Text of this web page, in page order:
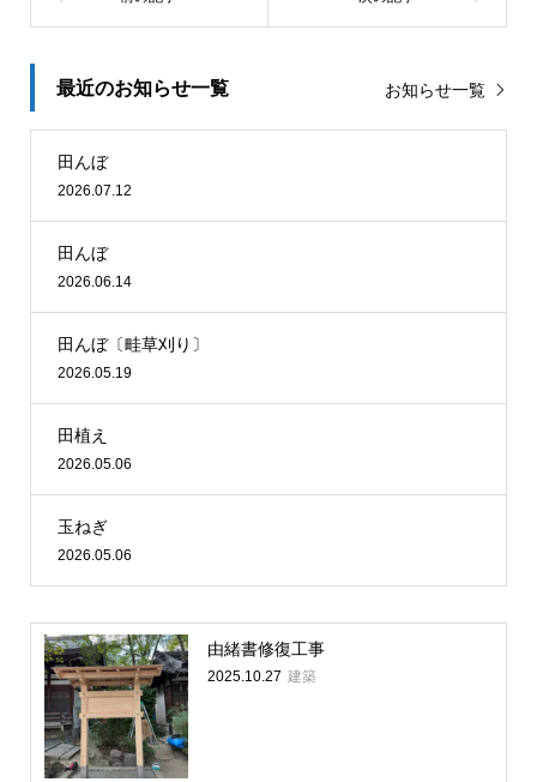
最近のお知らせ一覧 お知らせ一覧
田んぼ
2026.07.12
田んぼ
2026.06.14
田んぼ〔畦草刈り〕
2026.05.19
田植え
2026.05.06
玉ねぎ
2026.05.06
由緒書修復工事
2025.10.27 建築